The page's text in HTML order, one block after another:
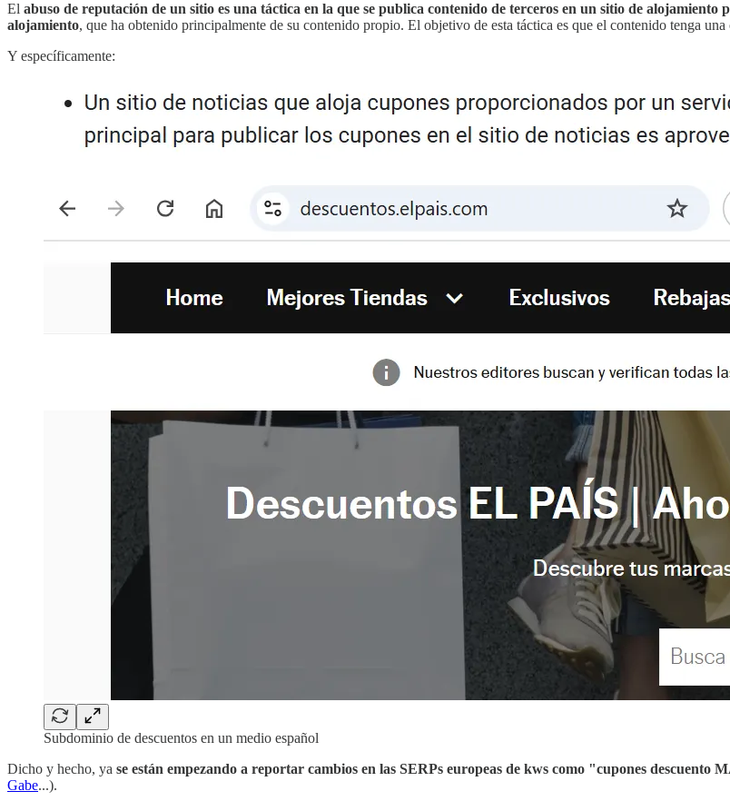
El abuso de reputación de un sitio es una táctica en la que se publica contenido de terceros en un sitio de alojamiento
alojamiento, que ha obtenido principalmente de su contenido propio. El objetivo de esta táctica es que el contenido tenga
Y específicamente:
Subdominio de descuentos en un medio español
Dicho y hecho, ya se están empezando a reportar cambios en las SERPs europeas de kws como "cupones descuento
Gabe...).